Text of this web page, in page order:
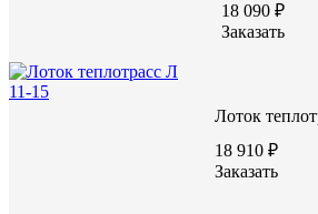
Высота (H), мм
Марка бетона
18 090 ₽
Заказать
Лоток
18 910 ₽
Заказать